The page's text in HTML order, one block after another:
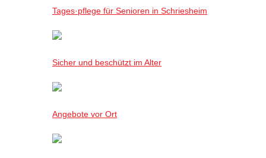
Tages·pflege für Senioren in Schriesheim
Sicher und beschützt im Alter
Angebote vor Ort